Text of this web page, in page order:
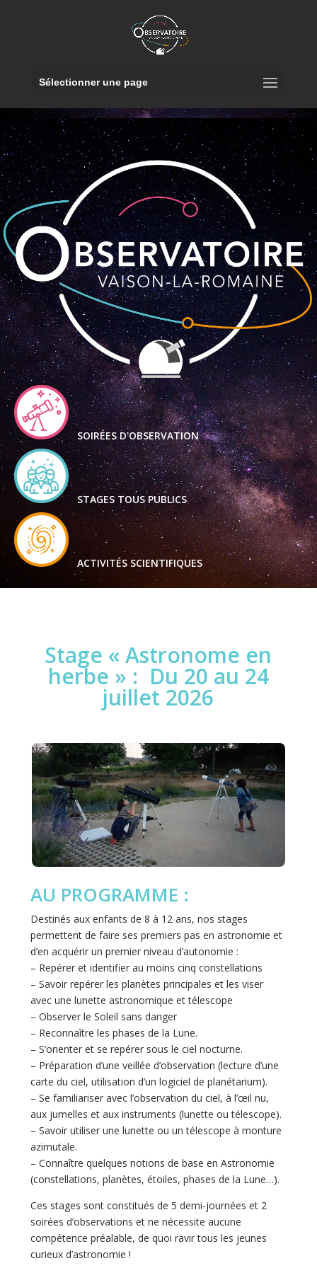
Sélectionner une page
SOIRÉES D'OBSERVATION
STAGES TOUS PUBLICS
ACTIVITÉS SCIENTIFIQUES
Stage « Astronome en
herbe » : Du 20 au 24
juillet 2026
AU PROGRAMME :
Destinés aux enfants de 8 à 12 ans, nos stages
permettent de faire ses premiers pas en astronomie et
d’en acquérir un premier niveau d’autonomie :
– Repérer et identifier au moins cinq constellations
– Savoir repérer les planètes principales et les viser
avec une lunette astronomique et télescope
– Observer le Soleil sans danger
– Reconnaître les phases de la Lune.
– S’orienter et se repérer sous le ciel nocturne.
– Préparation d’une veillée d’observation (lecture d’une
carte du ciel, utilisation d’un logiciel de planétarium).
– Se familiariser avec l’observation du ciel, à l’œil nu,
aux jumelles et aux instruments (lunette ou télescope).
– Savoir utiliser une lunette ou un télescope à monture
azimutale.
– Connaître quelques notions de base en Astronomie
(constellations, planètes, étoiles, phases de la Lune…).
Ces stages sont constitués de 5 demi-journées et 2
soirées d’observations et ne nécessite aucune
compétence préalable, de quoi ravir tous les jeunes
curieux d’astronomie !